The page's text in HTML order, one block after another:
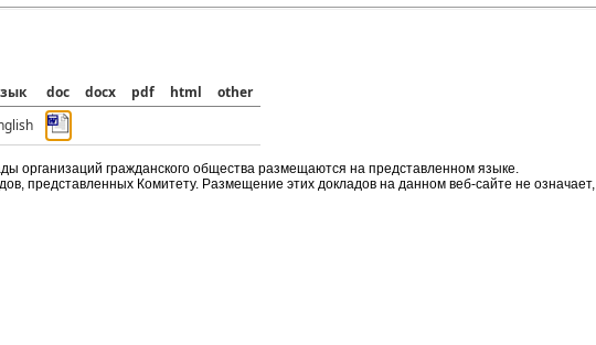
doc docx pdf html
other
организаций гражданского общества размещаются на представленном языке.
представленных Комитету. Размещение этих докладов на данном веб-сайте не означает,